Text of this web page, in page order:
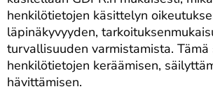
henkilötietojen käsittelyn
läpinäkyvyyden,
turvallisuuden varmistamista. Tämä
henkilötietojen keräämisen,
hävittämisen.